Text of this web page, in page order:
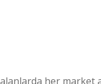
her market